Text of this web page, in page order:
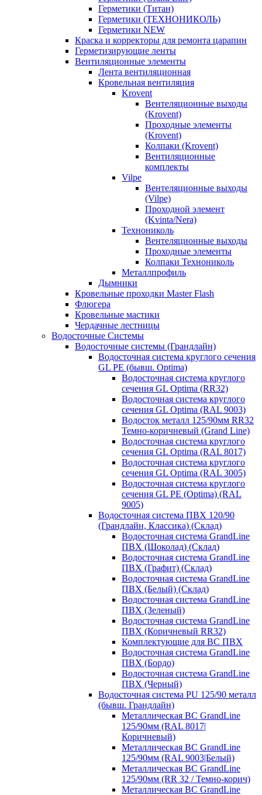
Герметики (Титан)
Герметики (ТЕХНОНИКОЛЬ)
Герметики NEW
Краска и корректоры для ремонта царапин
Герметизирующие ленты
Вентиляционные элементы
Лента вентиляционная
Кровельная вентиляция
Krovent
Вентеляционные выходы
(Krovent)
Проходные элементы
(Krovent)
Колпаки (Krovent)
Вентиляционные
комплекты
Vilpe
Вентеляционные выходы
(Vilpe)
Проходной элемент
(Kvinta/Nera)
Технониколь
Вентеляционные выходы
Проходные элементы
Колпаки Технониколь
Металлпрофиль
Дымники
Кровельные проходки Master Flash
Флюгера
Кровельные мастики
Чердачные лестницы
Водосточные Системы
Водосточные системы (Грандлайн)
Водосточная система круглого сечения
GL PE (бывш. Optima)
Водосточная система круглого
сечения GL Optima (RR32)
Водосточная система круглого
сечения GL Optima (RAL 9003)
Водосток металл 125/90мм RR32
Темно-коричневый (Grand Line)
Водосточная система круглого
сечения GL Optima (RAL 8017)
Водосточная система круглого
сечения GL Optima (RAL 3005)
Водосточная система круглого
сечения GL PE (Optima) (RAL
9005)
Водосточная система ПВХ 120/90
(Грандлайн, Классика) (Склад)
Водосточная система GrandLine
ПВХ (Шоколад) (Склад)
Водосточная система GrandLine
ПВХ (Графит) (Склад)
Водосточная система GrandLine
ПВХ (Белый) (Склад)
Водосточная система GrandLine
ПВХ (Зеленый)
Водосточная система GrandLine
ПВХ (Коричневый RR32)
Комплектующие для ВС ПВХ
Водосточная система GrandLine
ПВХ (Бордо)
Водосточная система GrandLine
ПВХ (Черный)
Водосточная система PU 125/90 металл
(бывш. Грандлайн)
Металлическая ВС GrandLine
125/90мм (RAL 8017|
Коричневый)
Металлическая ВС GrandLine
125/90мм (RAL 9003|Белый)
Металлическая ВС GrandLine
125/90мм (RR 32 / Темно-корич)
Металлическая ВС GrandLine